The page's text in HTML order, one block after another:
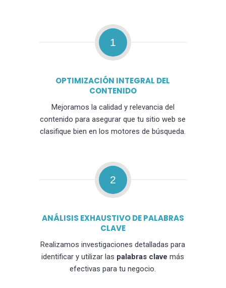
1
OPTIMIZACIÓN INTEGRAL DEL
CONTENIDO
Mejoramos la calidad y relevancia del
contenido para asegurar que tu sitio web se
clasifique bien en los motores de búsqueda.
2
ANÁLISIS EXHAUSTIVO DE PALABRAS
CLAVE
Realizamos investigaciones detalladas para
identificar y utilizar las palabras clave más
efectivas para tu negocio.